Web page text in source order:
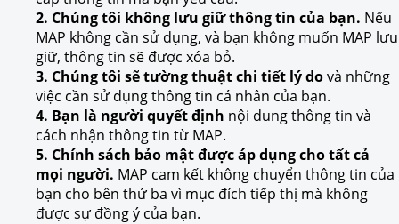
2. Chúng tôi không lưu giữ thông tin của bạn. Nếu
MAP không cần sử dụng, và bạn không muốn MAP lưu
giữ, thông tin sẽ được xóa bỏ.
3. Chúng tôi sẽ tường thuật chi tiết lý dovà những
việc cần sử dụng thông tin cá nhân của bạn.
4. Bạn là người quyết định nội dung thông tin và
cách nhận thông tin từ MAP.
5. Chính sách bảo mật được áp dụng cho tất cả
mọi người. MAP cam kết không chuyển thông tin của
bạn cho bên thứ ba vì mục đích tiếp thị mà không
được sự đồng ý của bạn.